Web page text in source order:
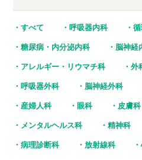
すべて 呼吸器内科
糖尿病・内分泌内科 脳神経
アレルギー・リウマチ科 外
呼吸器外科 脳神経外科
産婦人科 眼科 皮膚科
メンタルヘルス科 精神科
病理診断科 放射線科